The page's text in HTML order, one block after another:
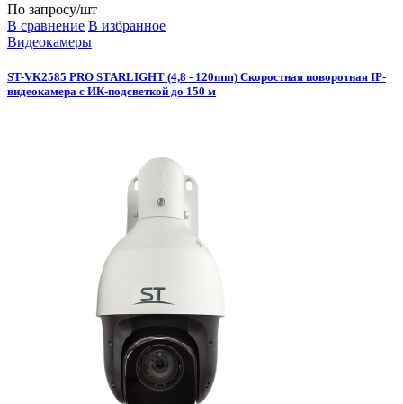
По запросу/шт
В сравнение В избранное
Видеокамеры
ST-VK2585 PRO STARLIGHT (4,8 - 120mm) Скоростная поворотная IP-
видеокамера с ИК-подсветкой до 150 м